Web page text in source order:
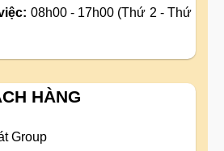
08h00 - 17h00 (Thứ 2 - Thứ
HÀNG
Group